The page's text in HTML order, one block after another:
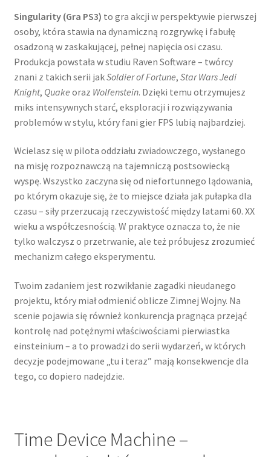
Singularity (Gra PS3) to gra akcji w perspektywie pierwszej
osoby, która stawia na dynamiczną rozgrywkę i fabułę
osadzoną w zaskakującej, pełnej napięcia osi czasu.
Produkcja powstała w studiu Raven Software – twórcy
znani z takich serii jakSoldier of Fortune, Star Wars Jedi
Knight, Quake oraz Wolfenstein. Dzięki temu otrzymujesz
miks intensywnych starć, eksploracji i rozwiązywania
problemów w stylu, który fani gier FPS lubią najbardziej.
Wcielasz się w pilota oddziału zwiadowczego, wysłanego
na misję rozpoznawczą na tajemniczą postsowiecką
wyspę. Wszystko zaczyna się od niefortunnego lądowania,
po którym okazuje się, że to miejsce działa jak pułapka dla
czasu – siły przerzucają rzeczywistość między latami 60. XX
wieku a współczesnością. W praktyce oznacza to, że nie
tylko walczysz o przetrwanie, ale też próbujesz zrozumieć
mechanizm całego eksperymentu.
Twoim zadaniem jest rozwikłanie zagadki nieudanego
projektu, który miał odmienić oblicze Zimnej Wojny. Na
scenie pojawia się również konkurencja pragnąca przejąć
kontrolę nad potężnymi właściwościami pierwiastka
einsteinium – a to prowadzi do serii wydarzeń, w których
decyzje podejmowane „tu i teraz” mają konsekwencje dla
tego, co dopiero nadejdzie.
Time Device Machine –